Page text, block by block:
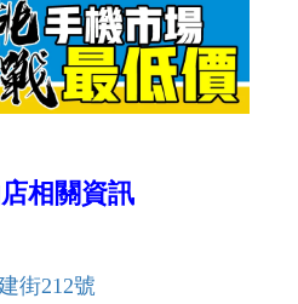
相關資訊
街212號